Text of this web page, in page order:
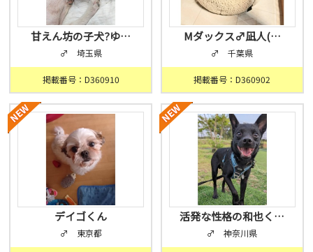
甘えん坊の子犬?ゆ…
♂ 埼玉県
掲載番号：D360910
Mダックス♂凪人(…
♂ 千葉県
掲載番号：D360902
デイゴくん
♂ 東京都
活発な性格の和也く…
♂ 神奈川県